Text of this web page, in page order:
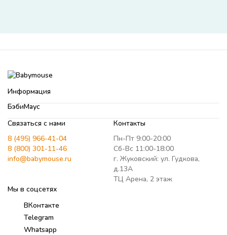
Информация
БэбиМаус
Связаться с нами
8 (495) 966-41-04
8 (800) 301-11-46
info@babymouse.ru
Контакты
Пн-Пт 9:00-20:00
Сб-Вс 11:00-18:00
г. Жуковский: ул. Гудкова,
д.13А
ТЦ Арена, 2 этаж
Мы в соцсетях
ВКонтакте
Telegram
Whatsapp